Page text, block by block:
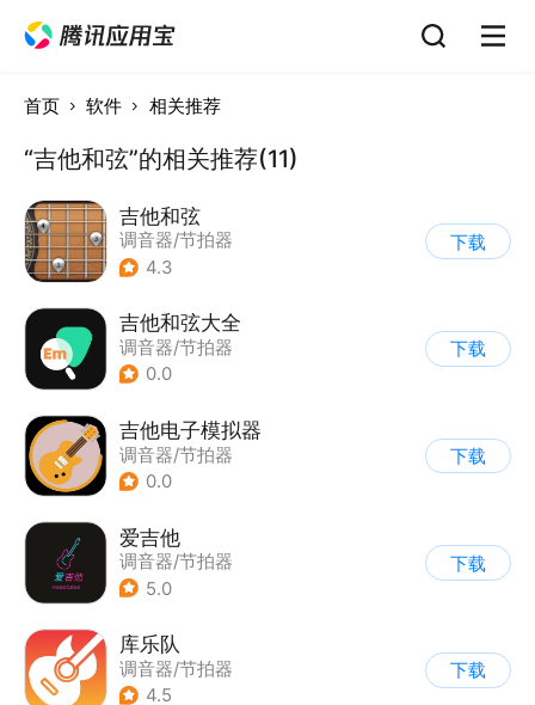
首页 软件 相关推荐
“吉他和弦”的相关推荐(11)
吉他和弦
调音器/节拍器
4.3
下载
吉他和弦大全
调音器/节拍器
0.0
下载
吉他电子模拟器
调音器/节拍器
0.0
下载
爱吉他
调音器/节拍器
5.0
下载
库乐队
调音器/节拍器
4.5
下载